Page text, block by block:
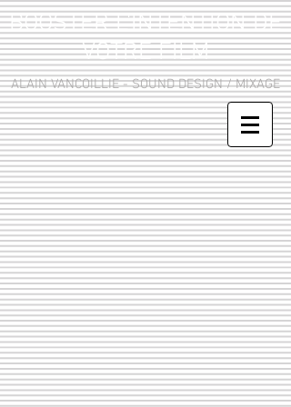
BOOSTER L'INTENTION DE
VOTRE FILM
ALAIN VANCOILLIE - SOUND DESIGN / MIXAGE